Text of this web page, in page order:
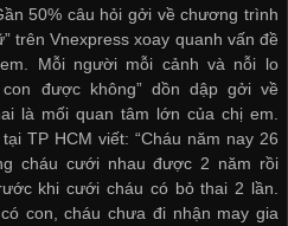
50% câu hỏi gởi về chương trình
trên Vnexpress xoay quanh vấn đề
Mỗi người mỗi cảnh và nỗi lo
được không” dồn dập gởi về
là mối quan tâm lớn của chị em.
TP HCM viết: “Cháu năm nay 26
cháu cưới nhau được 2 năm rồi
khi cưới cháu có bỏ thai 2 lần.
con, cháu chưa đi nhận may gia